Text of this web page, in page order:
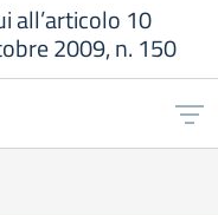
all’articolo 10
2009, n. 150